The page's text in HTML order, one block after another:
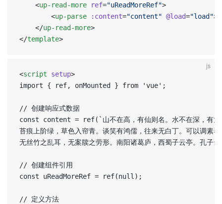
	<
up-read-more ref="uReadMoreRef">
		<
up-parse :content="content" @load="load"
	</
up-read-more>
</template>
js
<script setup>
import { ref, onMounted } from 'vue';
// 创建响应式数据
const content = ref(`山不在高，有仙则名。水不在深，有
苔痕上阶绿，草色入帘青。谈笑有鸿儒，往来无白丁。可以调
无丝竹之乱耳，无案牍之劳形。南阳诸葛庐，西蜀子云亭。孔
// 创建组件引用
const uReadMoreRef = ref(null);
// 定义方法